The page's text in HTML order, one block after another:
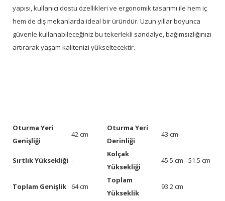
yapısı, kullanıcı dostu özellikleri ve ergonomik tasarımı ile hem iç
hem de dış mekanlarda ideal bir üründür. Uzun yıllar boyunca
güvenle kullanabileceğiniz bu tekerlekli sandalye, bağımsızlığınızı
artırarak yaşam kalitenizi yükseltecektir.
Oturma Yeri
Genişliği
42 cm
Oturma Yeri
Derinliği
43 cm
Sırtlık Yüksekliği -
Kolçak
Yüksekliği
45.5 cm - 51.5 cm
Toplam Genişlik 64 cm
Toplam
Yükseklik
93.2 cm